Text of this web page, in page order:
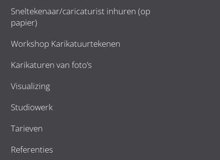
Sneltekenaar/caricaturist inhuren (op
papier)
Workshop Karikatuurtekenen
Karikaturen van foto’s
Visualizing
Studiowerk
Tarieven
Referenties